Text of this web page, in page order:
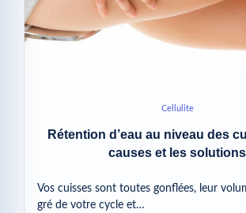
Cellulite
Rétention d’eau au niveau des
causes et les solutions
Vos cuisses sont toutes gonflées, leur
gré de votre cycle et…